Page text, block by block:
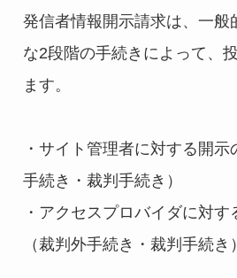
発信者情報開示請求は、一般
な2段階の手続きによって、
ます。
・サイト管理者に対する開
手続き・裁判手続き）
・アクセスプロバイダに対す
（裁判外手続き・裁判手続き）